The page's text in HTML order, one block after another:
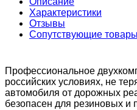
Характеристики
Отзывы
Сопутствующие товары
Профессиональное
российских условиях, не
автомобиля от дорожных
безопасен для резиновых и